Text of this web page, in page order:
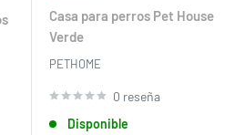
Casa para perros Pet House
Verde
PETHOME
0 reseña
Disponible